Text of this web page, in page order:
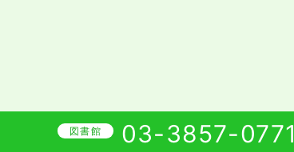
03-3857-0771